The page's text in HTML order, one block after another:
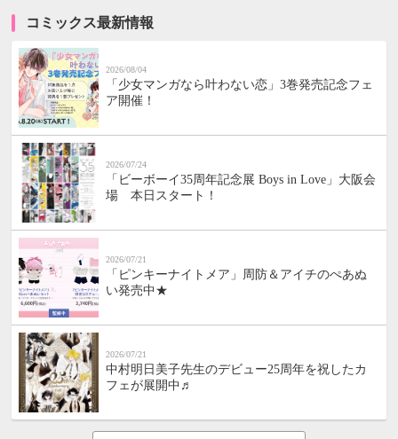
コミックス最新情報
2026/08/04
「少女マンガなら叶わない恋」3巻発売記念フェ
ア開催！
2026/07/24
「ビーボーイ35周年記念展 Boys in Love」大阪会
場 本日スタート！
2026/07/21
「ピンキーナイトメア」周防＆アイチのぺあぬ
い発売中★
2026/07/21
中村明日美子先生のデビュー25周年を祝したカ
フェが展開中♬